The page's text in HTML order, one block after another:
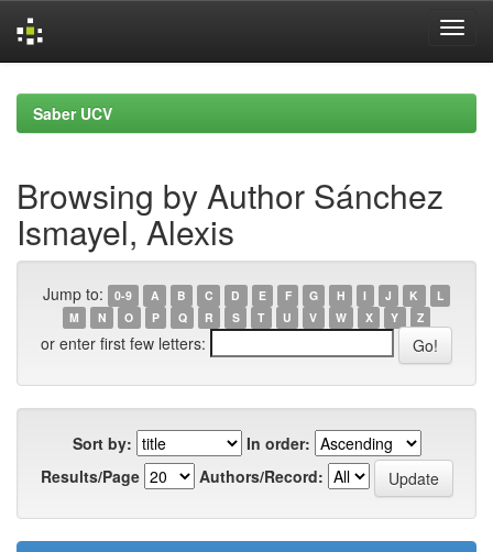
navigationSaber UCV
Browsing by Author Sánchez
Ismayel, Alexis
Jump to: 0-9 A B C D E F G H I J K
L
M
N O P Q R S T U V W X Y Z
or enter first few letters:
Sort by:
In order:
Results/Page
Authors/Record: